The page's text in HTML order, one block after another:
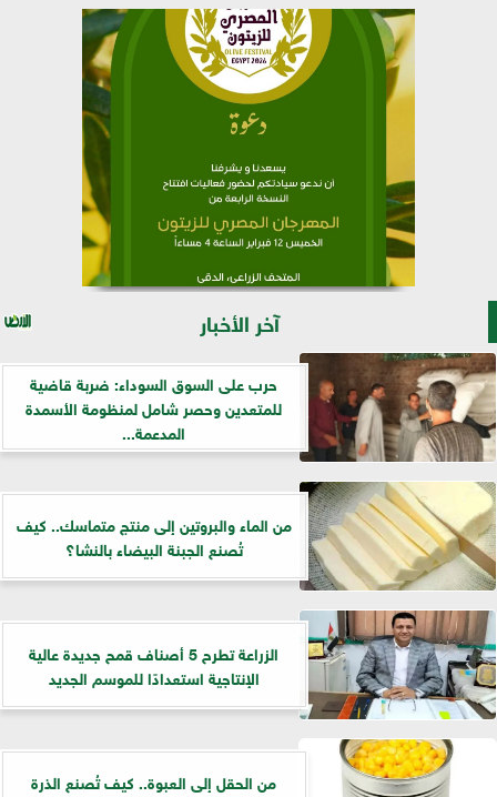
آخر الأخبار
حرب على السوق السوداء: ضربة قاضية
للمتعدين وحصر شامل لمنظومة الأسمدة
المدعمة...
من الماء والبروتين إلى منتج متماسك.. كيف
تُصنع الجبنة البيضاء بالنشا؟
الزراعة تطرح 5 أصناف قمح جديدة عالية
الإنتاجية استعدادًا للموسم الجديد
من الحقل إلى العبوة.. كيف تُصنع الذرة